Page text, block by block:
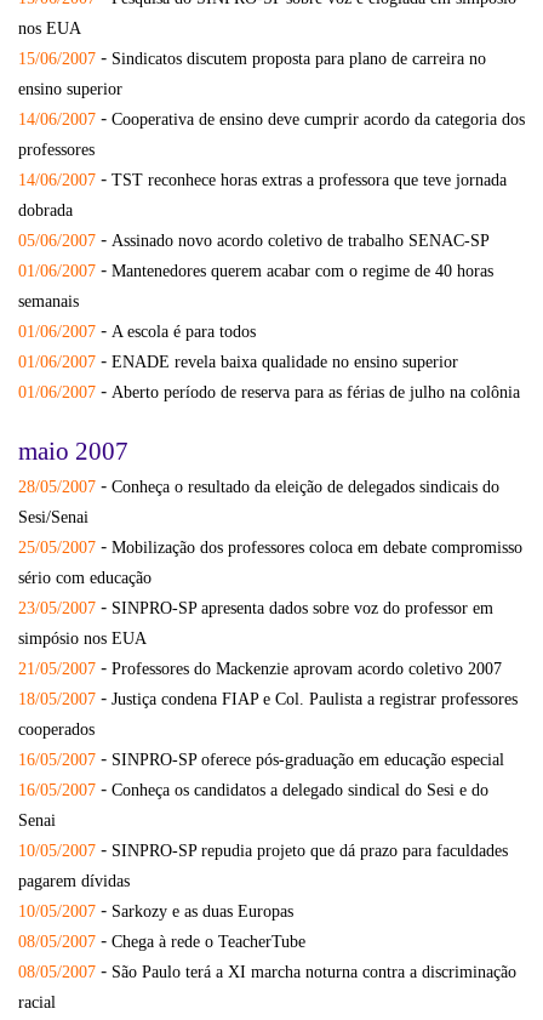
nos EUA
15/06/2007 - Sindicatos discutem proposta para plano de carreira no
ensino superior
14/06/2007 - Cooperativa de ensino deve cumprir acordo da categoria dos
professores
14/06/2007 - TST reconhece horas extras a professora que teve jornada
dobrada
05/06/2007 - Assinado novo acordo coletivo de trabalho SENAC-SP
01/06/2007 - Mantenedores querem acabar com o regime de 40 horas
semanais
01/06/2007 - A escola é para todos
01/06/2007 - ENADE revela baixa qualidade no ensino superior
01/06/2007 - Aberto período de reserva para as férias de julho na colônia
maio 2007
28/05/2007 - Conheça o resultado da eleição de delegados sindicais do
Sesi/Senai
25/05/2007 - Mobilização dos professores coloca em debate compromisso
sério com educação
23/05/2007 - SINPRO-SP apresenta dados sobre voz do professor em
simpósio nos EUA
21/05/2007 - Professores do Mackenzie aprovam acordo coletivo 2007
18/05/2007 - Justiça condena FIAP e Col. Paulista a registrar professores
cooperados
16/05/2007 - SINPRO-SP oferece pós-graduação em educação especial
16/05/2007 - Conheça os candidatos a delegado sindical do Sesi e do
Senai
10/05/2007 - SINPRO-SP repudia projeto que dá prazo para faculdades
pagarem dívidas
10/05/2007 - Sarkozy e as duas Europas
08/05/2007 - Chega à rede o TeacherTube
08/05/2007 - São Paulo terá a XI marcha noturna contra a discriminação
racial